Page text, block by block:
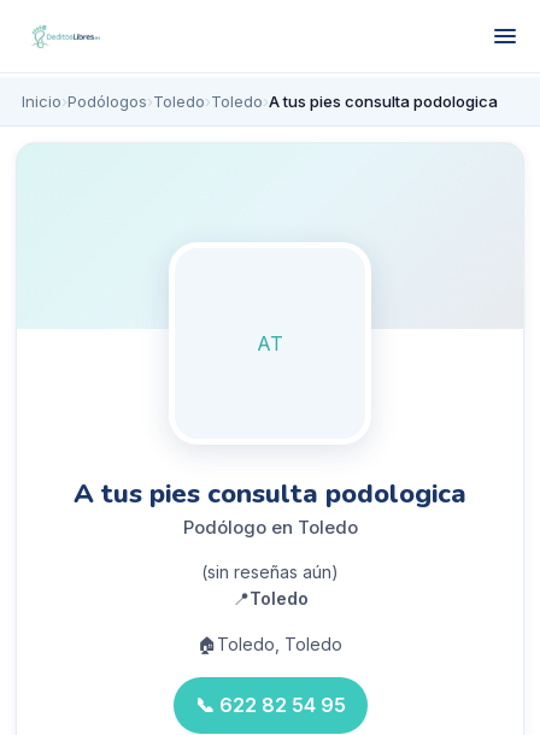
Inicio›Podólogos›Toledo›Toledo›A tus pies consulta podologica
AT
A tus pies consulta podologica
Podólogo en Toledo
(sin reseñas aún)
📍Toledo
🏠Toledo, Toledo
📞 622 82 54 95